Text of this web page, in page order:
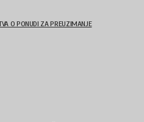
O PONUDI ZA PREUZIMANJE